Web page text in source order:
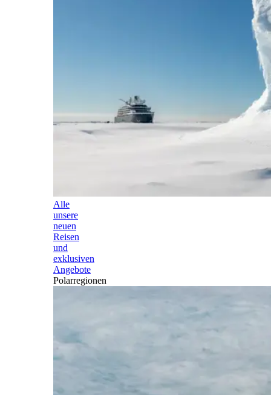
Alle
unsere
neuen
Reisen
und
exklusiven
Angebote
Polarregionen